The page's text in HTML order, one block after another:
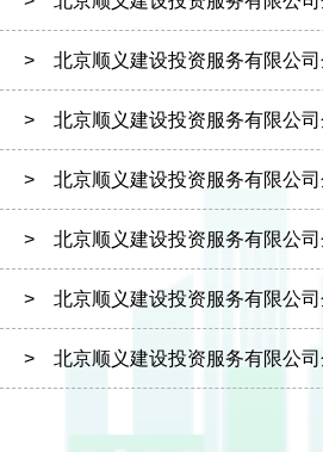
> 北京顺义建设投资服务有限公
> 北京顺义建设投资服务有限公
> 北京顺义建设投资服务有限公
> 北京顺义建设投资服务有限公
> 北京顺义建设投资服务有限公
> 北京顺义建设投资服务有限公